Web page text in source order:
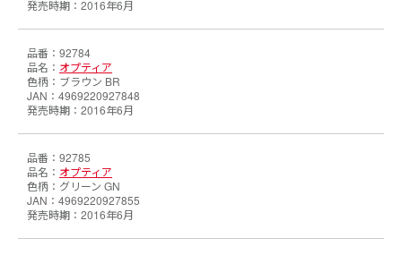
2016年6月
92784
オプティア
ブラウン BR
4969220927848
2016年6月
92785
オプティア
グリーン GN
4969220927855
2016年6月